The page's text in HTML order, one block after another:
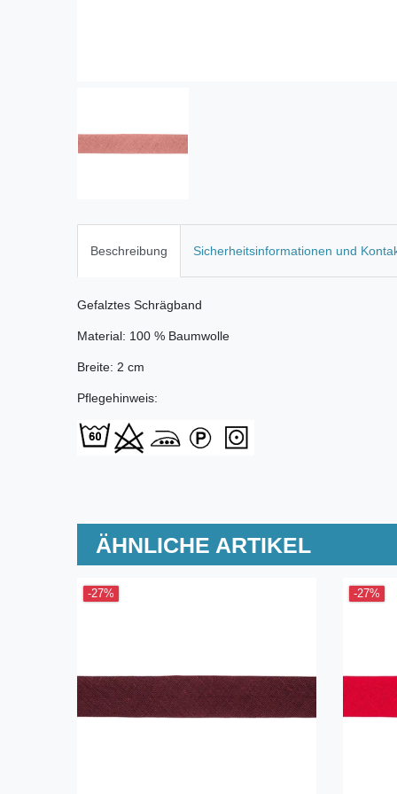
Beschreibung Sicherheitsinformationen und
Gefalztes Schrägband
Material: 100 % Baumwolle
Breite: 2 cm
Pflegehinweis:
ÄHNLICHE ARTIKEL
-27% -27%